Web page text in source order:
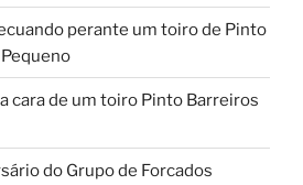
perante um toiro de Pinto
cara de um toiro Pinto Barreiros
do Grupo de Forcados